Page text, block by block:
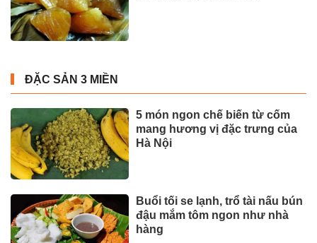
ĐẶC SẢN 3 MIỀN
5 món ngon chế biến từ cốm
mang hương vị đặc trưng của
Hà Nội
Buổi tối se lạnh, trổ tài nấu bún
đậu mắm tôm ngon như nhà
hàng